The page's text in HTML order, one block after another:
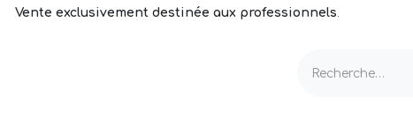
Vente exclusivement destinée aux professionnels.